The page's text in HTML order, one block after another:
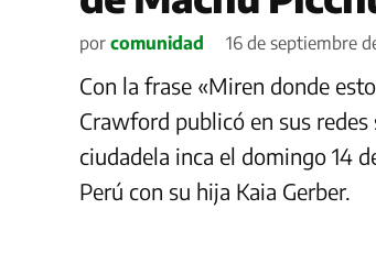
por comunidad 16 de septiembre
Con la frase «Miren donde
Crawford publicó en sus
ciudadela inca el domingo 14
Perú con su hija Kaia Gerber.